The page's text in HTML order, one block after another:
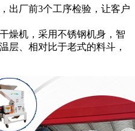
出厂前3个工序检验，让客户
燥机，采用不锈钢机身，智
层、相对比于老式的料斗，